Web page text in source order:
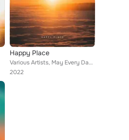
Happy Place
Various Artists, May Every Day, Lazzyiartist, ANDZHI, Constantine
2022